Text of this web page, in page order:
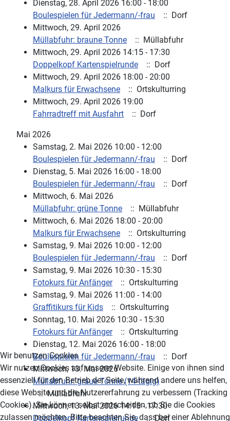
Dienstag, 28. April 2026 16:00 - 18:00
Boulespielen für Jedermann/-frau
:: Dorf
Mittwoch, 29. April 2026
Müllabfuhr: braune Tonne
:: Müllabfuhr
Mittwoch, 29. April 2026 14:15 - 17:30
Doppelkopf Kartenspielrunde
:: Dorf
Mittwoch, 29. April 2026 18:00 - 20:00
Malkurs für Erwachsene
:: Ortskulturring
Mittwoch, 29. April 2026 19:00
Fahrradtreff mit Ausfahrt
:: Dorf
Mai 2026
Samstag, 2. Mai 2026 10:00 - 12:00
Boulespielen für Jedermann/-frau
:: Dorf
Dienstag, 5. Mai 2026 16:00 - 18:00
Boulespielen für Jedermann/-frau
:: Dorf
Mittwoch, 6. Mai 2026
Müllabfuhr: grüne Tonne
:: Müllabfuhr
Mittwoch, 6. Mai 2026 18:00 - 20:00
Malkurs für Erwachsene
:: Ortskulturring
Samstag, 9. Mai 2026 10:00 - 12:00
Boulespielen für Jedermann/-frau
:: Dorf
Samstag, 9. Mai 2026 10:30 - 15:30
Fotokurs für Anfänger
:: Ortskulturring
Samstag, 9. Mai 2026 11:00 - 14:00
Graffitikurs für Kids
:: Ortskulturring
Sonntag, 10. Mai 2026 10:30 - 15:30
Fotokurs für Anfänger
:: Ortskulturring
Dienstag, 12. Mai 2026 16:00 - 18:00
Boulespielen für Jedermann/-frau
:: Dorf
Mittwoch, 13. Mai 2026
Müllabfuhr: graue Tonne (14-tägig)
:: Müllabfuhr
Mittwoch, 13. Mai 2026 14:15 - 17:30
Doppelkopf Kartenspielrunde :: Dorf
Wir benutzen Cookies
Wir nutzen Cookies auf unserer Website. Einige von ihnen sind
essenziell für den Betrieb der Seite, während andere uns helfen,
diese Website und die Nutzererfahrung zu verbessern (Tracking
Cookies). Sie können selbst entscheiden, ob Sie die Cookies
zulassen möchten. Bitte beachten Sie, dass bei einer Ablehnung